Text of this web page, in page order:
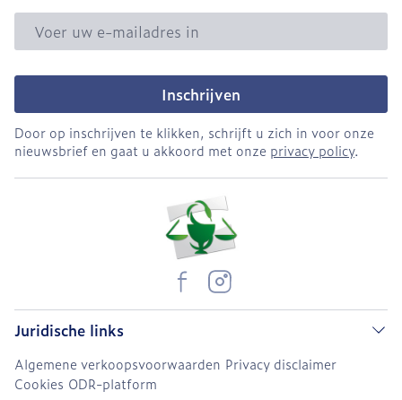
E-mail adres
Inschrijven
Door op inschrijven te klikken, schrijft u zich in voor onze
nieuwsbrief en gaat u akkoord met onze privacy policy.
Juridische links
Algemene verkoopsvoorwaarden Privacy disclaimer
Cookies ODR-platform